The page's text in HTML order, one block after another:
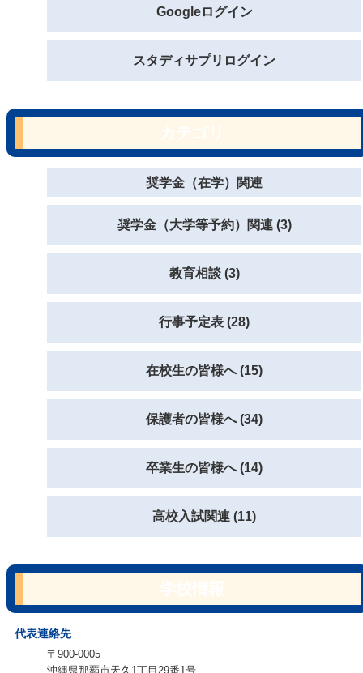
Googleログイン
スタディサプリログイン
奨学金（在学）関連
奨学金（大学等予約）関連 (3)
教育相談 (3)
行事予定表 (28)
在校生の皆様へ (15)
保護者の皆様へ (34)
卒業生の皆様へ (14)
高校入試関連 (11)
代表連絡先
〒900-0005
沖縄県那覇市天久1丁目29番1号